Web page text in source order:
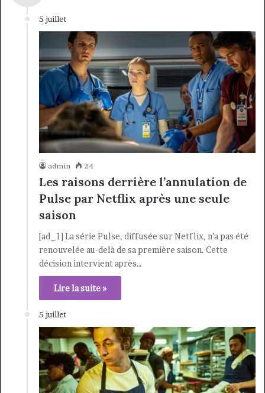
5 juillet
admin 24
Les raisons derrière l’annulation de
Pulse par Netflix après une seule
saison
[ad_1] La série Pulse, diffusée sur Netflix, n’a pas été
renouvelée au-delà de sa première saison. Cette
décision intervient après…
Lire la suite »
5 juillet